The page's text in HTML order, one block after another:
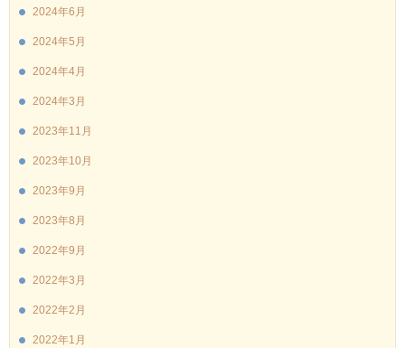
2024年6月
2024年5月
2024年4月
2024年3月
2023年11月
2023年10月
2023年9月
2023年8月
2022年9月
2022年3月
2022年2月
2022年1月